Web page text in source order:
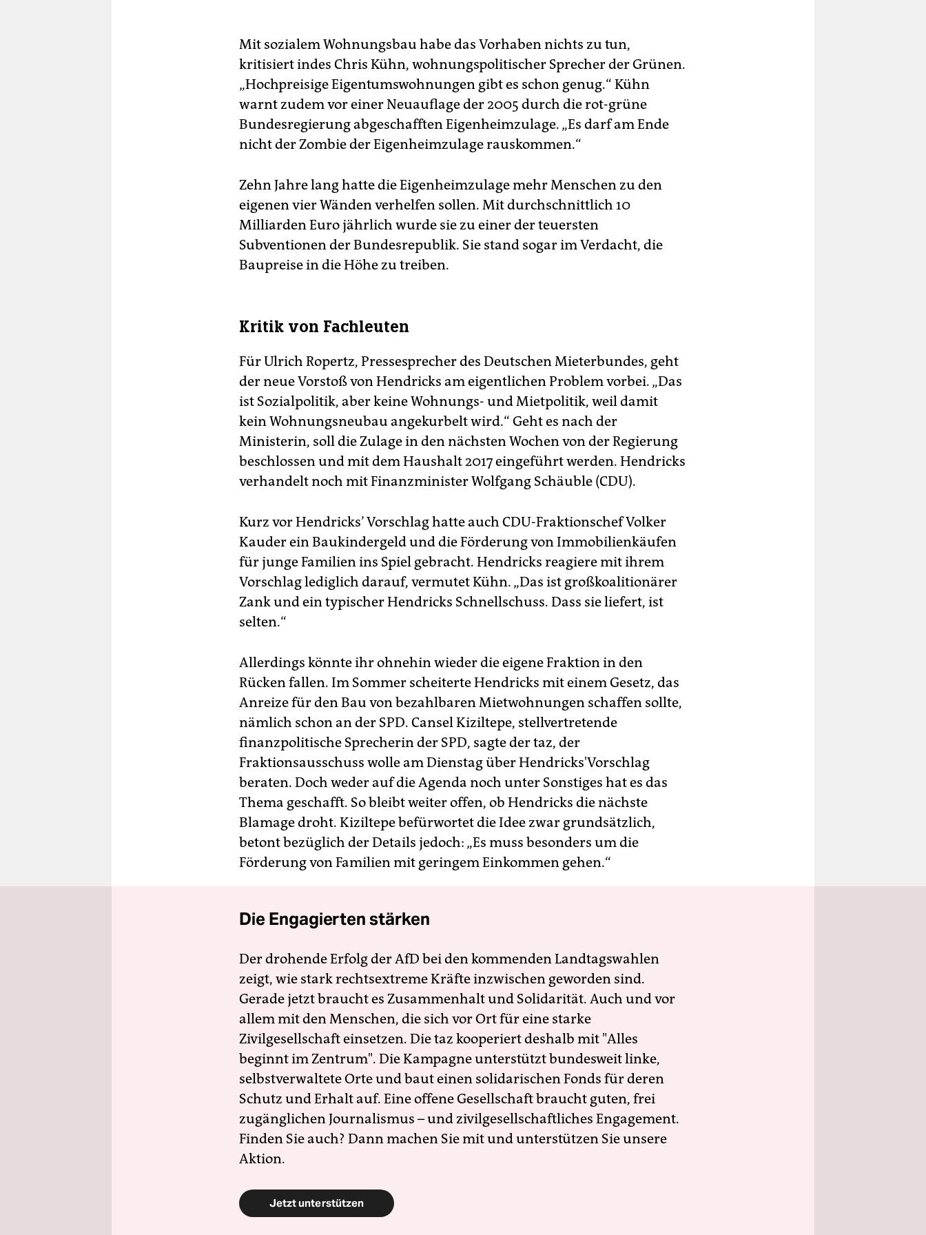
Mit sozialem Wohnungsbau habe das Vorhaben nichts zu tun,
kritisiert indes Chris Kühn, wohnungspolitischer Sprecher der Grünen.
„Hochpreisige Eigentumswohnungen gibt es schon genug.“ Kühn
warnt zudem vor einer Neuauflage der 2005 durch die rot-grüne
Bundesregierung abgeschafften Eigenheimzulage. „Es darf am Ende
nicht der Zombie der Eigenheimzulage rauskommen.“
Zehn Jahre lang hatte die Eigenheimzulage mehr Menschen zu den
eigenen vier Wänden verhelfen sollen. Mit durchschnittlich 10
Milliarden Euro jährlich wurde sie zu einer der teuersten
Subventionen der Bundesrepublik. Sie stand sogar im Verdacht, die
Baupreise in die Höhe zu treiben.
Kritik von Fachleuten
Für Ulrich Ropertz, Pressesprecher des Deutschen Mieterbundes, geht
der neue Vorstoß von Hendricks am eigentlichen Problem vorbei. „Das
ist Sozialpolitik, aber keine Wohnungs- und Mietpolitik, weil damit
kein Wohnungsneubau angekurbelt wird.“ Geht es nach der
Ministerin, soll die Zulage in den nächsten Wochen von der Regierung
beschlossen und mit dem Haushalt 2017 eingeführt werden. Hendricks
verhandelt noch mit Finanzminister Wolfgang Schäuble (CDU).
Kurz vor Hendricks’ Vorschlag hatte auch CDU-Fraktionschef Volker
Kauder ein Baukindergeld und die Förderung von Immobilienkäufen
für junge Familien ins Spiel gebracht. Hendricks reagiere mit ihrem
Vorschlag lediglich darauf, vermutet Kühn. „Das ist großkoalitionärer
Zank und ein typischer Hendricks Schnellschuss. Dass sie liefert, ist
selten.“
Allerdings könnte ihr ohnehin wieder die eigene Fraktion in den
Rücken fallen. Im Sommer scheiterte Hendricks mit einem Gesetz, das
Anreize für den Bau von bezahlbaren Mietwohnungen schaffen sollte,
nämlich schon an der SPD. Cansel Kiziltepe, stellvertretende
finanzpolitische Sprecherin der SPD, sagte der taz, der
Fraktionsausschuss wolle am Dienstag über Hendricks'Vorschlag
beraten. Doch weder auf die Agenda noch unter Sonstiges hat es das
Thema geschafft. So bleibt weiter offen, ob Hendricks die nächste
Blamage droht. Kiziltepe befürwortet die Idee zwar grundsätzlich,
betont bezüglich der Details jedoch: „Es muss besonders um die
Förderung von Familien mit geringem Einkommen gehen.“
Die Engagierten stärken
Der drohende Erfolg der AfD bei den kommenden Landtagswahlen
zeigt, wie stark rechtsextreme Kräfte inzwischen geworden sind.
Gerade jetzt braucht es Zusammenhalt und Solidarität. Auch und vor
allem mit den Menschen, die sich vor Ort für eine starke
Zivilgesellschaft einsetzen. Die taz kooperiert deshalb mit "Alles
beginnt im Zentrum". Die Kampagne unterstützt bundesweit linke,
selbstverwaltete Orte und baut einen solidarischen Fonds für deren
Schutz und Erhalt auf. Eine offene Gesellschaft braucht guten, frei
zugänglichen Journalismus – und zivilgesellschaftliches Engagement.
Finden Sie auch? Dann machen Sie mit und unterstützen Sie unsere
Aktion.
Jetzt unterstützen